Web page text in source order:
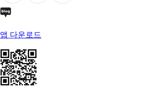
앱 다운로드